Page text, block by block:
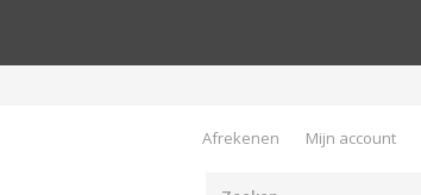
Afrekenen Mijn account